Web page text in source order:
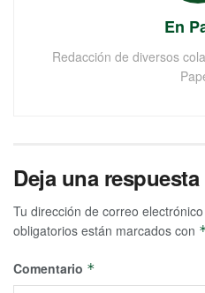
En
Redacción de diversos
Deja una respuesta
Tu dirección de correo
obligatorios están marcados con
Comentario *